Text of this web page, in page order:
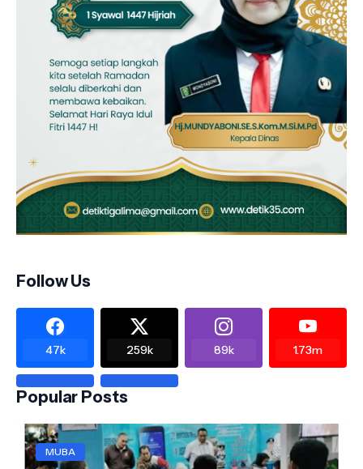
Follow Us
47k 259k 89k 1.73m
Popular Posts
MUBA